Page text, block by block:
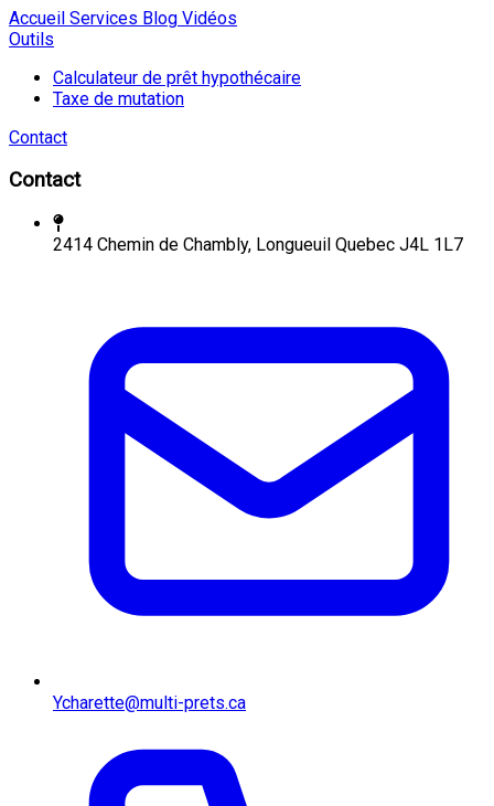
Accueil Services Blog Vidéos
Outils
Calculateur de prêt hypothécaire
Taxe de mutation
Contact
Contact
2414 Chemin de Chambly, Longueuil Quebec J4L 1L7
Ycharette@multi-prets.ca